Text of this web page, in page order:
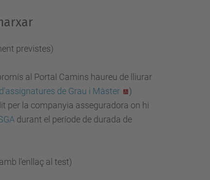
previstes)
al Portal Camins haureu de lliurar
de Grau i Màster
)
per la companyia asseguradora on hi
durant el període de durada de
l'enllaç al test)